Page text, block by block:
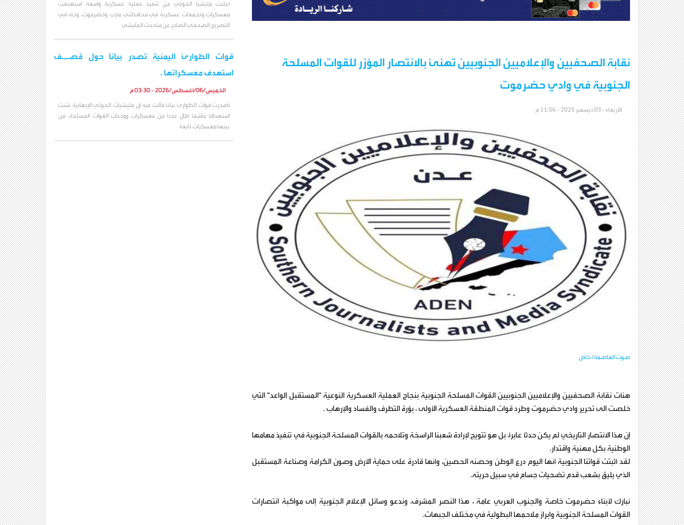
نقابة الصحفيين والإعلاميين الجنوبيين تهنئ بالانتصار المؤزر للقوات المسلحة
الجنوبية في وادي حضرموت
الأربعاء - 03 ديسمبر 2025 - 11:56 م
صوت العاصمة/ خاص
هنأت نقابة الصحفيين والإعلاميين الجنوبيين القوات المسلحة الجنوبية بنجاح العملية العسكرية النوعية "المستقبل الواعد" التي
خلصت الى تحرير وادي حضرموت وطرد قوات المنطقة العسكرية الأولى ، بؤرة التطرف والفساد والإرهاب .
إن هذا الانتصار التاريخي لم يكن حدثًا عابرًا، بل هو تتويج لإرادة شعبنا الراسخة وتلاحمه بالقوات المسلحة الجنوبية في تنفيذ مهامها
الوطنية بكل مهنية واقتدار.
لقد أثبتت قواتنا الجنوبية أنها اليوم درع الوطن وحصنه الحصين، وأنها قادرة على حماية الأرض وصون الكرامة وصناعة المستقبل
الذي يليق بشعب قدم تضحيات جسام في سبيل حريته.
نبارك لأبناء حضرموت خاصة والجنوب العربي عامة ، هذا النصر المشرف، وندعو وسائل الإعلام الجنوبية إلى مواكبة انتصارات
القوات المسلحة الجنوبية وابراز ملاحمها البطولية في مختلف الجبهات.
أعلنت مليشيا الحوثي عن تنفيذ عملية عسكرية واسعة استهدفت
معسكرات وتجمعات عسكرية في محافظتي مأرب وحضرموت. وجاء في
التصريح الصحفي الصادر عن متحدث المليشي
قوات الطوارئ اليمنية تصدر بيانا حول قصـ,ـف
استهدف معسكراتها .
الخميس/06/أغسطس/2026 - 03:30 م
أصدرت قوات الطوارئ بياناً قالت فيه إن مليشيات الحوثي الإرهابية شنت
استهدافاً غاشماً طال عدداً من معسكرات ووحدات القوات المسلحة، من
بينها معسكرات تابعة